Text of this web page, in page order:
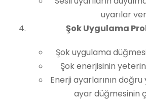
uyarılar
Şok Uygulama
Şok uygulama
Şok enerjisinin
Enerji ayarlarının
ayar düğmesinin